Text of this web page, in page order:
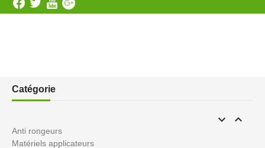
Catégorie
 
Anti rongeurs
Matériels applicateurs